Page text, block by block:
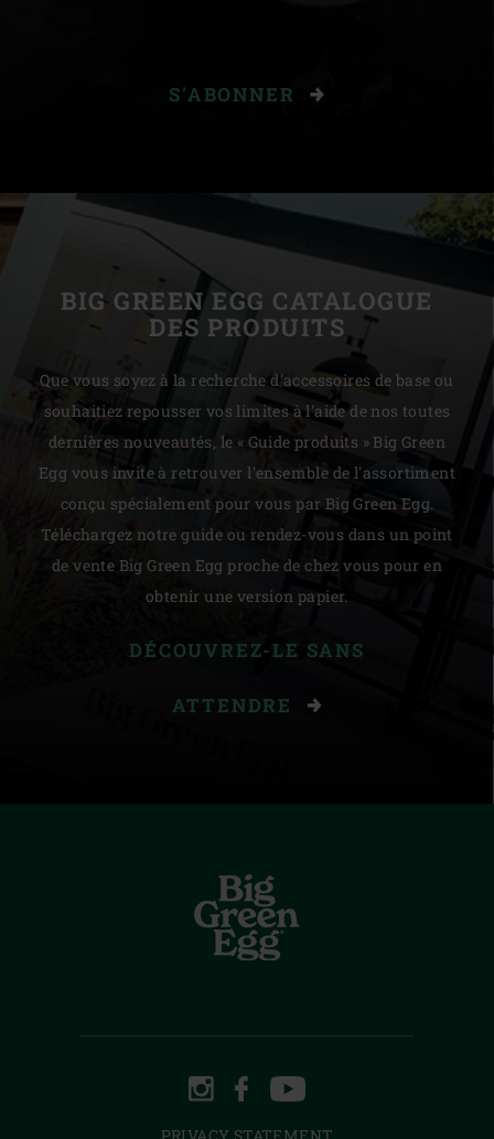
S'ABONNER
BIG GREEN EGG CATALOGUE
DES PRODUITS
Que vous soyez à la recherche d'accessoires de base ou
souhaitiez repousser vos limites à l'aide de nos toutes
dernières nouveautés, le « Guide produits » Big Green
Egg vous invite à retrouver l'ensemble de l'assortiment
conçu spécialement pour vous par Big Green Egg.
Téléchargez notre guide ou rendez-vous dans un point
de vente Big Green Egg proche de chez vous pour en
obtenir une version papier.
DÉCOUVREZ-LE SANS
ATTENDRE
INSTAGRAM
FACEBOOKYOUTUBE